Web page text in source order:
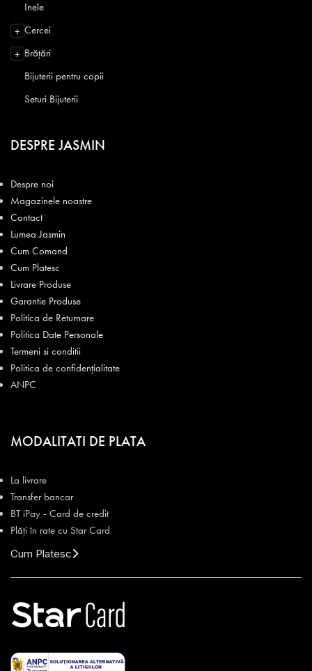
Inele
+ Cercei
+ Brățări
Bijuterii pentru copii
Seturi Bijuterii
DESPRE JASMIN
Despre noi
Magazinele noastre
Contact
Lumea Jasmin
Cum Comand
Cum Platesc
Livrare Produse
Garantie Produse
Politica de Returnare
Politica Date Personale
Termeni si conditii
Politica de confidențialitate
ANPC
MODALITATI DE PLATA
La livrare
Transfer bancar
BT iPay - Card de credit
Plăți în rate cu Star Card
Cum Platesc